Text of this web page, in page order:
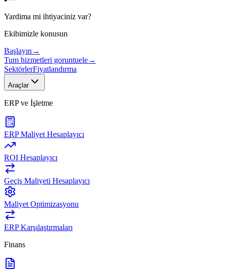
Yardima mi ihtiyaciniz var?
Ekibimizle konusun
Başlayın →
Tum hizmetleri goruntuele→
SektörlerFiyatlandırma
Araçlar
ERP ve İşletme
ERP Maliyet Hesaplayıcı
ROI Hesaplayıcı
Geçiş Maliyeti Hesaplayıcı
Maliyet Optimizasyonu
ERP Karşılaştırmaları
Finans